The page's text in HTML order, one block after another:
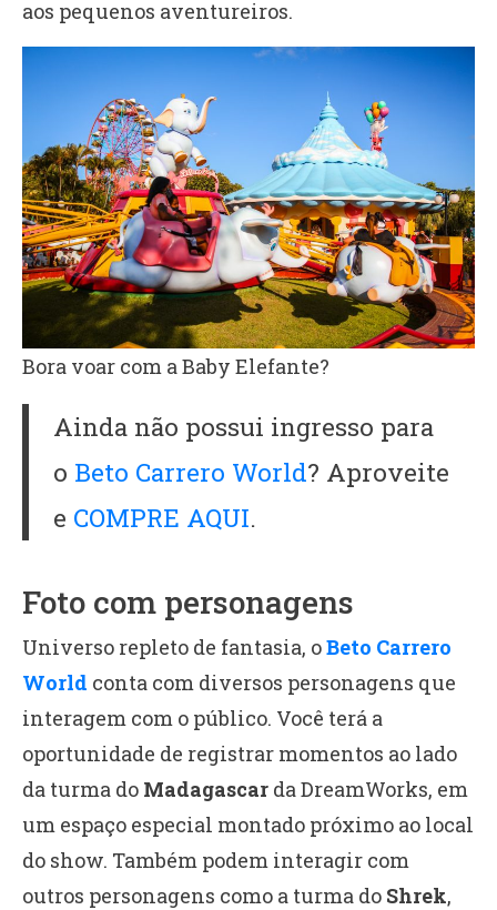
aos pequenos aventureiros.
Bora voar com a Baby Elefante?
Ainda não possui ingresso para
o Beto Carrero World? Aproveite
e COMPRE AQUI.
Foto com personagens
Universo repleto de fantasia, oBeto Carrero
World conta com diversos personagens que
interagem com o público. Você terá a
oportunidade de registrar momentos ao lado
da turma do Madagascar da DreamWorks, em
um espaço especial montado próximo ao local
do show. Também podem interagir com
outros personagens como a turma do Shrek,